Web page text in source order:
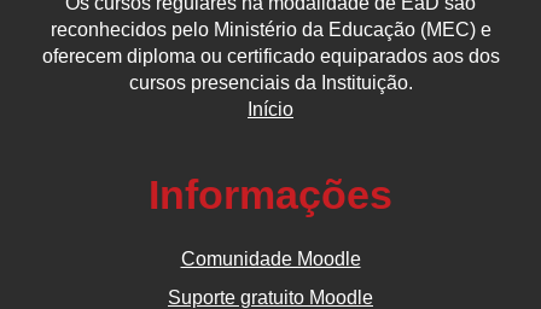
reconhecidos pelo Ministério da Educação (MEC) e
oferecem diploma ou certificado equiparados aos dos
cursos presenciais da Instituição.
Início
Informações
Comunidade Moodle
Suporte gratuito Moodle